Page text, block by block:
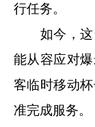
行任务。
如今，这台
能从容应对
客临时移动
准完成服务。